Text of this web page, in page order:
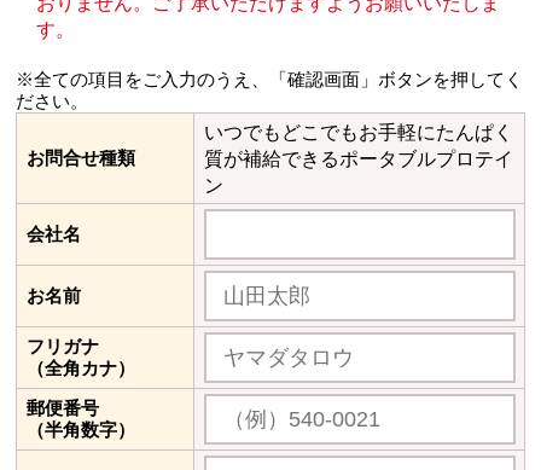
す。
※全ての項目をご入力のうえ、「確認画面」ボタンを押してく
ださい。
お問合せ種類
いつでもどこでもお手軽にたんぱく
質が補給できるポータブルプロテイ
ン
会社名
お名前
フリガナ
（全角カナ）
郵便番号
（半角数字）